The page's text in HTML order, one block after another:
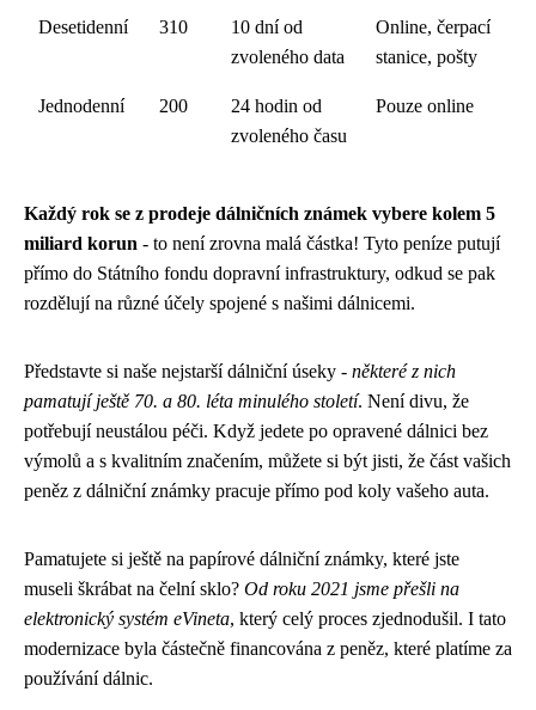
Desetidenní 310
10 dní od
zvoleného data
Online, čerpací
stanice, pošty
Jednodenní 200
24 hodin od
zvoleného času
Pouze online
Každý rok se z prodeje dálničních známek vybere kolem 5
miliard korun - to není zrovna malá částka! Tyto peníze putují
přímo do Státního fondu dopravní infrastruktury, odkud se pak
rozdělují na různé účely spojené s našimi dálnicemi.
Představte si naše nejstarší dálniční úseky - některé z nich
pamatují ještě 70. a 80. léta minulého století. Není divu, že
potřebují neustálou péči. Když jedete po opravené dálnici bez
výmolů a s kvalitním značením, můžete si být jisti, že část vašich
peněz z dálniční známky pracuje přímo pod koly vašeho auta.
Pamatujete si ještě na papírové dálniční známky, které jste
museli škrábat na čelní sklo? Od roku 2021 jsme přešli na
elektronický systém eVineta, který celý proces zjednodušil. I tato
modernizace byla částečně financována z peněz, které platíme za
používání dálnic.